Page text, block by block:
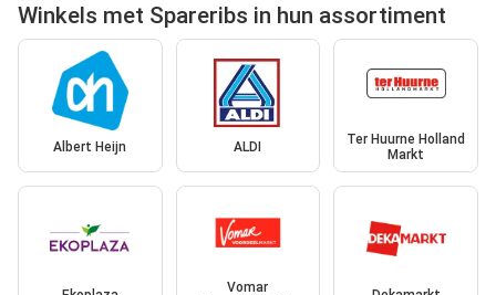
Winkels met Spareribs in hun assortiment
Albert Heijn ALDI
Ter Huurne Holland
Markt
Vomar